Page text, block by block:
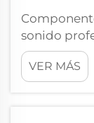
sonido
de ofrecer
abiertos,
al aire libre
VER MÁS